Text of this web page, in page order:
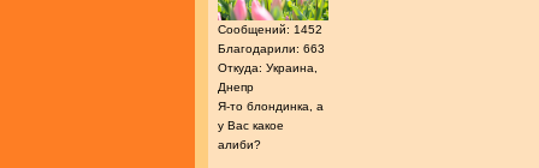
Сообщений: 1452
Благодарили: 663
Откуда: Украина,
Днепр
Я-то блондинка, а
у Вас какое
алиби?